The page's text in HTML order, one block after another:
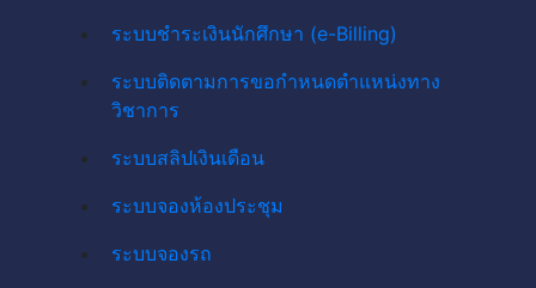
ระบบชำระเงินนักศึกษา (e-Billing)
ระบบติดตามการขอกำหนดตำแหน่งทาง
วิชาการ
ระบบสลิปเงินเดือน
ระบบจองห้องประชุม
ระบบจองรถ